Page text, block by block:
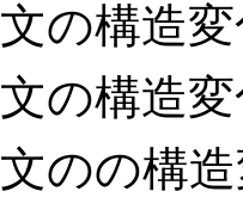
の構造変
の構造変
のの構